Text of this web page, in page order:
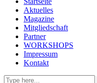
Aktuelles
Magazine
Mitgliedschaft
Partner
WORKSHOPS
Impressum
Kontakt